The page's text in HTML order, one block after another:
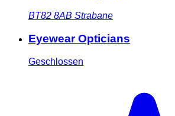
BT82 8AB Strabane
Eyewear Opticians
Geschlossen